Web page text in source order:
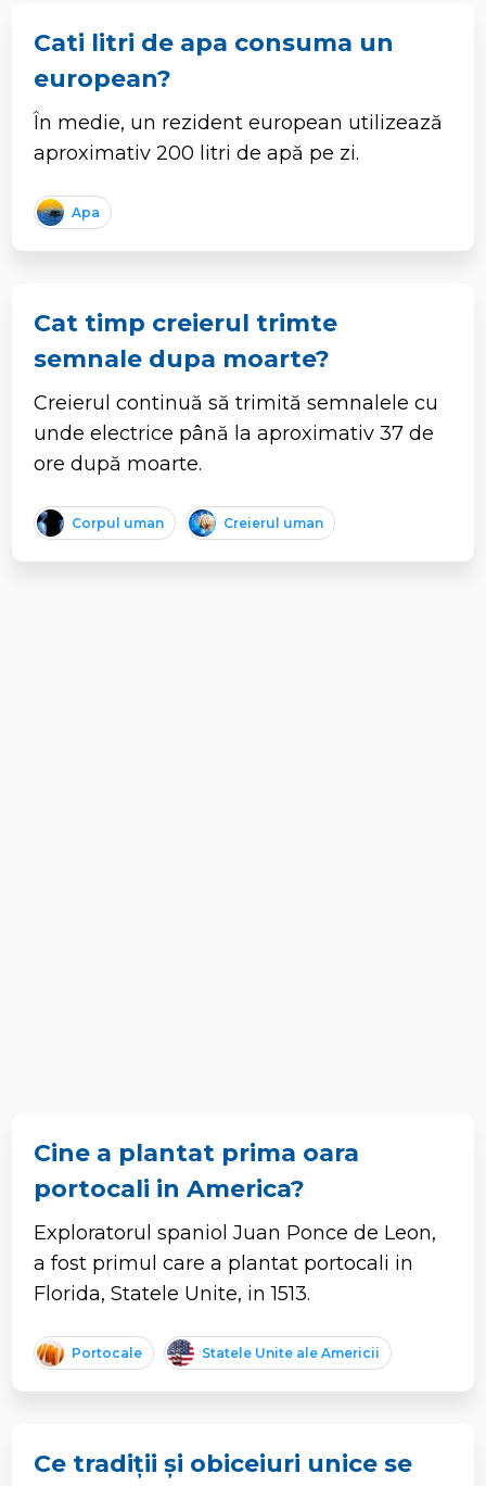
Cati litri de apa consuma un
european?
În medie, un rezident european utilizează
aproximativ 200 litri de apă pe zi.
Apa
Cat timp creierul trimte
semnale dupa moarte?
Creierul continuă să trimită semnalele cu
unde electrice până la aproximativ 37 de
ore după moarte.
Corpul uman Creierul uman
Cine a plantat prima oara
portocali in America?
Exploratorul spaniol Juan Ponce de Leon,
a fost primul care a plantat portocali in
Florida, Statele Unite, in 1513.
Portocale Statele Unite ale Americii
Ce tradiții și obiceiuri unice se